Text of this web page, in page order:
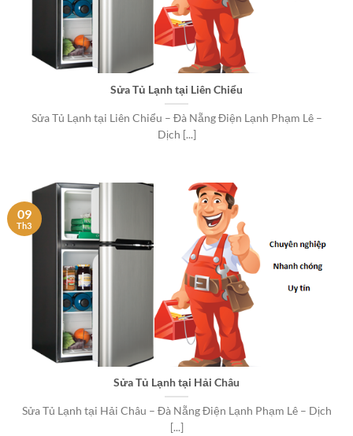
Sửa Tủ Lạnh tại Liên Chiểu
Sửa Tủ Lạnh tại Liên Chiểu – Đà Nẵng Điện Lạnh Phạm Lê –
Dịch [...]
Sửa Tủ Lạnh tại Hải Châu
Sửa Tủ Lạnh tại Hải Châu – Đà Nẵng Điện Lạnh Phạm Lê – Dịch
[...]
09
Th3